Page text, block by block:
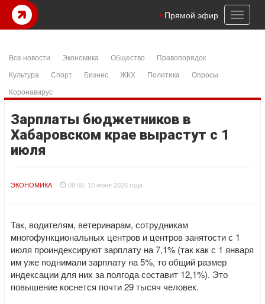
Toggle
Прямой эфир
Все новости Экономика Общество
Правопорядок
Культура
Спорт Бизнес ЖКХ Политика
Опросы
Коронавирус
Зарплаты бюджетников в
Хабаровском крае вырастут с 1
июля
ЭКОНОМИКА 09:50, 10 июня 2026 года
Так, водителям, ветеринарам, сотрудникам
многофункциональных центров и центров занятости с 1
июля проиндексируют зарплату на 7,1% (так как с 1 января
им уже поднимали зарплату на 5%, то общий размер
индексации для них за полгода составит 12,1%). Это
повышение коснется почти 29 тысяч человек.